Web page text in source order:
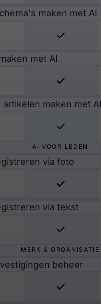
maken met AI
met AI
artikelen maken met AI
AI VOOR LEDEN
via foto
via tekst
MERK & ORGANISATIE
beheer